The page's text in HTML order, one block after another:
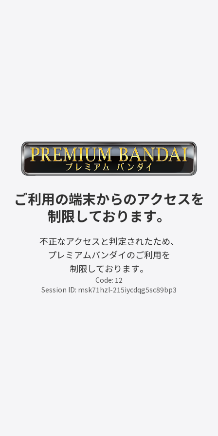
ご利用の端末からのアクセスを
制限しております。
不正なアクセスと判定されたため、
プレミアムバンダイのご利用を
制限しております。
Code: 12
Session ID: msk71hzl-215iycdqg5sc89bp3